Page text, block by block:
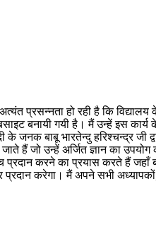
हो रही है कि विद्यालय के
बनायी गयी है। मैं उन्हें इस
जनक बाबू भारतेन्दु हरिश्चन्द्र जी
हैं जो उन्हें अर्जित ज्ञान का
प्रदान करने का प्रयास करते हैं जहाँ
करेगा। मैं अपने सभी अध्यापकों,